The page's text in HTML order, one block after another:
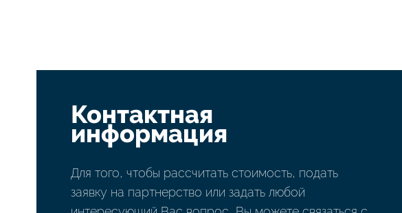
Контактная
информация
Для того, чтобы рассчитать стоимость, подать
заявку на партнерство или задать любой